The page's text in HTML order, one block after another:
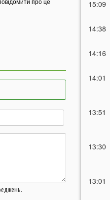
15:09
14:38
14:16
14:01
13:51
13:30
13:01